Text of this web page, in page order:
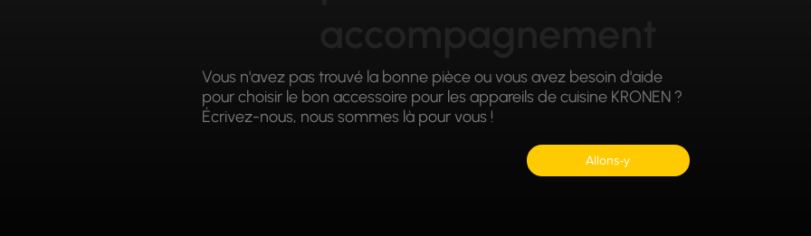
Vous n'avez pas trouvé la bonne pièce ou vous avez besoin d'aide
pour choisir le bon accessoire pour les appareils de cuisine KRONEN ?
Écrivez-nous, nous sommes là pour vous !
Allons-y